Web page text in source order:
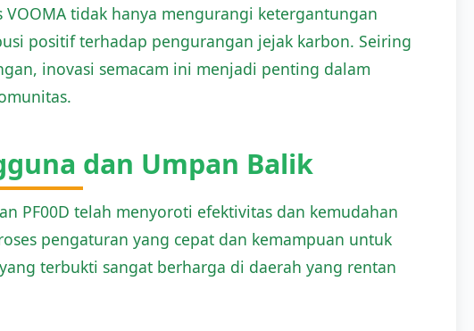
tidak hanya mengurangi ketergantungan
positif terhadap pengurangan jejak karbon. Seiring
inovasi semacam ini menjadi penting dalam
dan Umpan Balik
PF00D telah menyoroti efektivitas dan kemudahan
pengaturan yang cepat dan kemampuan untuk
terbukti sangat berharga di daerah yang rentan